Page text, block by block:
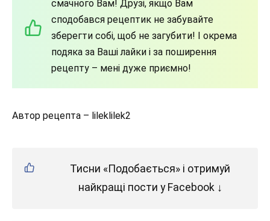
смачного Вам! Друзі, якщо Вам
сподобався рецептик не забувайте
зберегти собі, щоб не загубити! І окрема
подяка за Ваші лайки і за поширення
рецепту – мені дуже приємно!
Автор рецепта – lileklilek2
Тисни «Подобається» і отримуй
найкращі пости у Facebook ↓